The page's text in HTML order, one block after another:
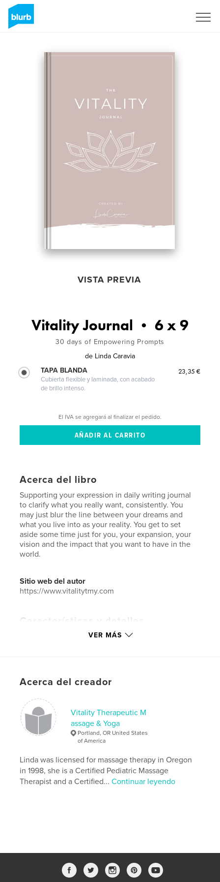
VISTA PREVIA
Vitality Journal • 6 x 9
30 days of Empowering Prompts
de Linda Caravia
TAPA BLANDA
Cubierta flexible y laminada, con acabado
de brillo intenso.
23,35 €
El IVA se agregará al finalizar el pedido.
Acerca del libro
Supporting your expression in daily writing journal
to clarify what you really want, consistently. You
may just blur the line between your dreams and
what you live into as your reality. You get to set
aside some time just for you, your expansion, your
vision and the impact that you want to have in the
world.
Sitio web del autor
https://www.vitalitytmy.com
Características y detalles
Categoría principal: Autoayuda
Tapa blanda: 9781034073680
Fecha de publicación: dic. 11, 2020
Idioma
English
Journal
VER MÁS
Acerca del creador
Vitality Therapeutic M
assage & Yoga
Portland, OR United States
of America
Linda was licensed for massage therapy in Oregon
in 1998, she is a Certified Pediatric Massage
Therapist and a Certified...Continuar leyendo